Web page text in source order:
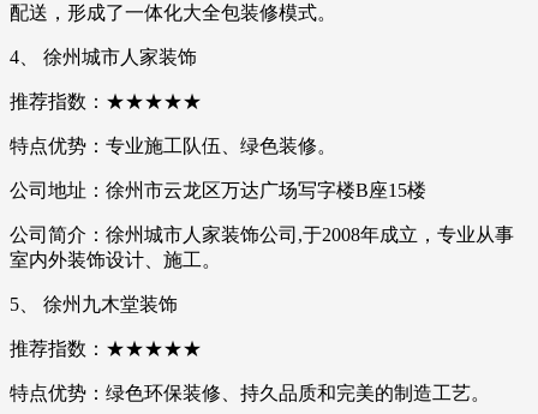
配送，形成了一体化大全包装修模式。
4、 徐州城市人家装饰
推荐指数：★★★★★
特点优势：专业施工队伍、绿色装修。
公司地址：徐州市云龙区万达广场写字楼B座15楼
公司简介：徐州城市人家装饰公司,于2008年成立，专业从事
室内外装饰设计、施工。
5、 徐州九木堂装饰
推荐指数：★★★★★
特点优势：绿色环保装修、持久品质和完美的制造工艺。